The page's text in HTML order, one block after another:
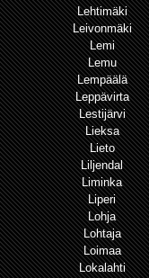
Lehtimäki
Leivonmäki
Lemi
Lemu
Lempäälä
Leppävirta
Lestijärvi
Lieksa
Lieto
Liljendal
Liminka
Liperi
Lohja
Lohtaja
Loimaa
Lokalahti